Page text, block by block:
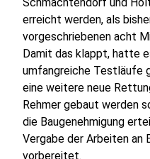
erreicht werden, als
vorgeschriebenen acht
Damit das klappt, hatte
umfangreiche Testläufe
eine weitere neue
Rehmer gebaut werden
die Baugenehmigung
Vergabe der Arbeiten an
vorbereitet.